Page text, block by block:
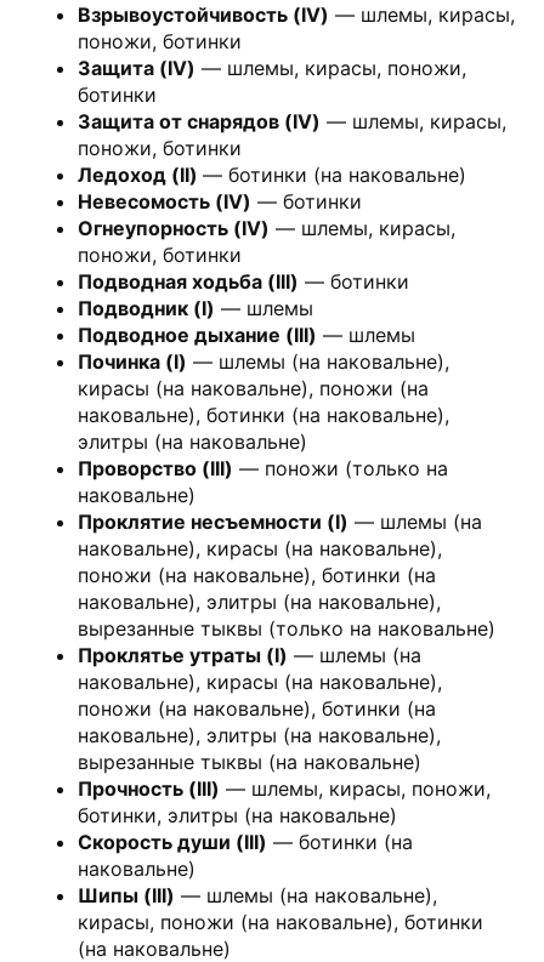
Взрывоустойчивость (IV) — шлемы, кирасы,
поножи, ботинки
Защита (IV) — шлемы, кирасы, поножи,
ботинки
Защита от снарядов (IV) — шлемы, кирасы,
поножи, ботинки
Ледоход (II) — ботинки (на наковальне)
Невесомость (IV) — ботинки
Огнеупорность (IV) — шлемы, кирасы,
поножи, ботинки
Подводная ходьба (III) — ботинки
Подводник (I) — шлемы
Подводное дыхание (III) — шлемы
Починка (I) — шлемы (на наковальне),
кирасы (на наковальне), поножи (на
наковальне), ботинки (на наковальне),
элитры (на наковальне)
Проворство (III) — поножи (только на
наковальне)
Проклятие несъемности (I) — шлемы (на
наковальне), кирасы (на наковальне),
поножи (на наковальне), ботинки (на
наковальне), элитры (на наковальне),
вырезанные тыквы (только на наковальне)
Проклятье утраты (I) — шлемы (на
наковальне), кирасы (на наковальне),
поножи (на наковальне), ботинки (на
наковальне), элитры (на наковальне),
вырезанные тыквы (на наковальне)
Прочность (III) — шлемы, кирасы, поножи,
ботинки, элитры (на наковальне)
Скорость души (III) — ботинки (на
наковальне)
Шипы (III) — шлемы (на наковальне),
кирасы, поножи (на наковальне), ботинки
(на наковальне)